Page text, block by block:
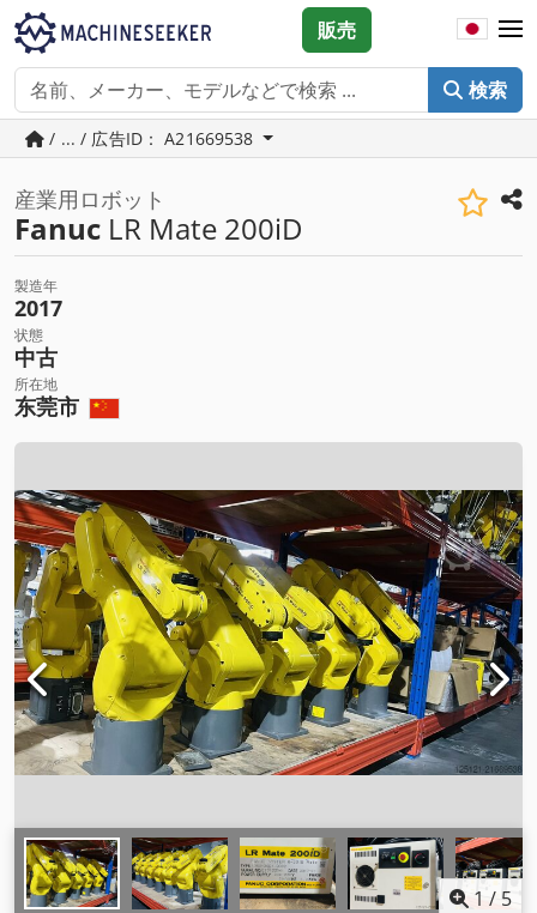
検索
販売
/ ... / 広告ID： A21669538
産業用ロボット
Fanuc LR Mate 200iD
製造年
2017
状態
中古
所在地
东莞市
1 / 5